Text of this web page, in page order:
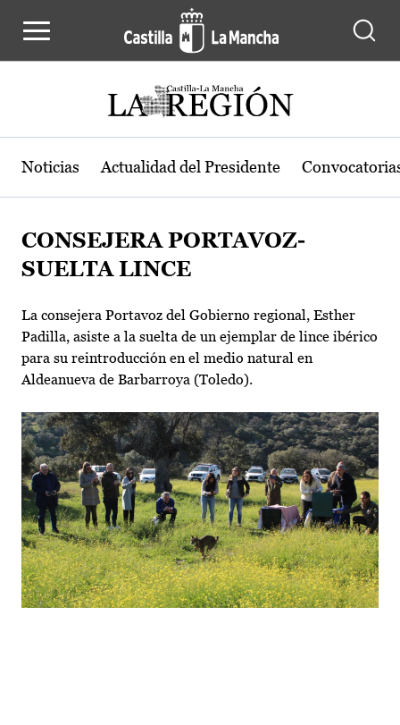
Noticias Actualidad del Presidente
CONSEJERA PORTAVOZ-
SUELTA LINCE
La consejera Portavoz del Gobierno regional, Esther
Padilla, asiste a la suelta de un ejemplar de lince ibérico
para su reintroducción en el medio natural en
Aldeanueva de Barbarroya (Toledo).